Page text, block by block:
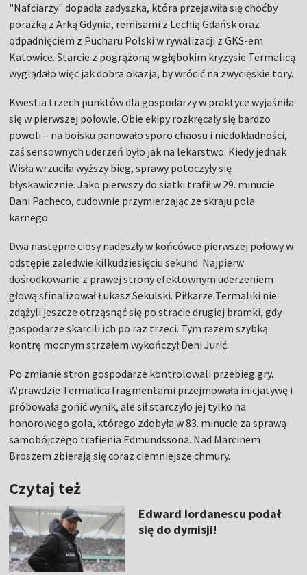
"Nafciarzy" dopadła zadyszka, która przejawiła się choćby
porażką z Arką Gdynia, remisami z Lechią Gdańsk oraz
odpadnięciem z Pucharu Polski w rywalizacji z GKS-em
Katowice. Starcie z pogrążoną w głębokim kryzysie Termalicą
wyglądało więc jak dobra okazja, by wrócić na zwycięskie tory.
Kwestia trzech punktów dla gospodarzy w praktyce wyjaśniła
się w pierwszej połowie. Obie ekipy rozkręcały się bardzo
powoli – na boisku panowało sporo chaosu i niedokładności,
zaś sensownych uderzeń było jak na lekarstwo. Kiedy jednak
Wisła wrzuciła wyższy bieg, sprawy potoczyły się
błyskawicznie. Jako pierwszy do siatki trafił w 29. minucie
Dani Pacheco, cudownie przymierzając ze skraju pola
karnego.
Dwa następne ciosy nadeszły w końcówce pierwszej połowy w
odstępie zaledwie kilkudziesięciu sekund. Najpierw
dośrodkowanie z prawej strony efektownym uderzeniem
głową sfinalizował Łukasz Sekulski. Piłkarze Termaliki nie
zdążyli jeszcze otrząsnąć się po stracie drugiej bramki, gdy
gospodarze skarcili ich po raz trzeci. Tym razem szybką
kontrę mocnym strzałem wykończył Deni Jurić.
Po zmianie stron gospodarze kontrolowali przebieg gry.
Wprawdzie Termalica fragmentami przejmowała inicjatywę i
próbowała gonić wynik, ale sił starczyło jej tylko na
honorowego gola, którego zdobyła w 83. minucie za sprawą
samobójczego trafienia Edmundssona. Nad Marcinem
Broszem zbierają się coraz ciemniejsze chmury.
Czytaj też
Edward Iordanescu podał
się do dymisji!